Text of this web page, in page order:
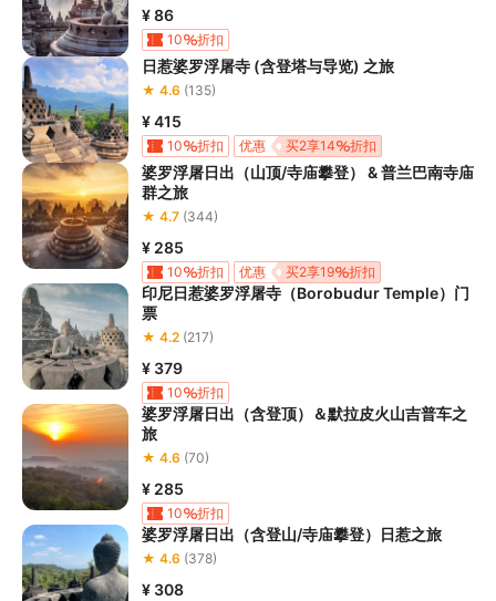
服工作人员沟通了解本产品内各项目的准入年龄、准入身高及准入
体重等准入要求
，否则预订失败或预订后无法成行的后果由您自行
承担；
5.请您在参与项目期间全程穿戴好安全护具，避免发生意外事件；
6.若您在项目进行过程中感到任何不适，请及时与工作人员进行沟
通，工作人员将会及时为您提供必要支持。
¥ 86
10 折扣
日惹婆罗浮屠寺 (含登塔与导览) 之旅
★ 4.6 (135)
¥ 415
10 折扣 买2享14 折扣
优惠
婆罗浮屠日出（山顶/寺庙攀登） & 普兰巴南寺庙
群之旅
★ 4.7 (344)
¥ 285
10 折扣 买2享19 折扣
优惠
印尼日惹婆罗浮屠寺（Borobudur Temple）门
票
★ 4.2 (217)
¥ 379
10 折扣
婆罗浮屠日出（含登顶）＆默拉皮火山吉普车之
旅
★ 4.6 (70)
¥ 285
10 折扣
婆罗浮屠日出（含登山/寺庙攀登）日惹之旅
★ 4.6 (378)
¥ 308